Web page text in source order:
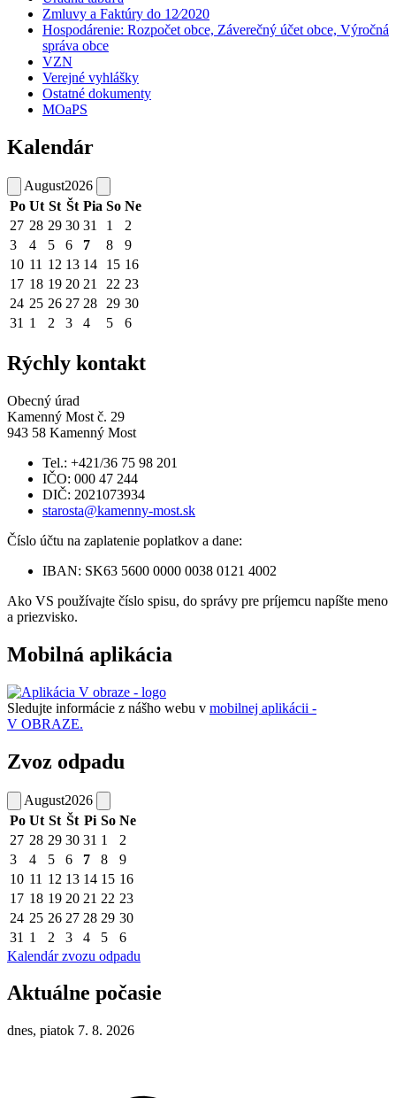
Zmluvy a Faktúry do 12⁄2020
Hospodárenie: Rozpočet obce, Záverečný účet obce, Výročná
správa obce
VZN
Verejné vyhlášky
Ostatné dokumenty
MOaPS
Kalendár
August2026
Po Ut St Št Pia So Ne
27 28 29 30 31 1
2
3
4 5 6 7 8
9
10 11 12 13 14 15 16
17 18 19 20 21 22 23
24 25 26 27 28 29 30
31 1 2 3 4 5 6
Rýchly kontakt
Obecný úrad
Kamenný Most č. 29
943 58 Kamenný Most
Tel.: +421/36 75 98 201
IČO: 000 47 244
DIČ: 2021073934
starosta@kamenny-most.sk
Číslo účtu na zaplatenie poplatkov a dane:
IBAN: SK63 5600 0000 0038 0121 4002
Ako VS používajte číslo spisu, do správy pre príjemcu napíšte meno
a priezvisko.
Mobilná aplikácia
Sledujte informácie z nášho webu v mobilnej aplikácii -
V OBRAZE.
Zvoz odpadu
August2026
Po Ut St Št Pi So Ne
27 28 29 30 31 1
2
3
4 5 6 7 8
9
10 11 12 13 14 15 16
17 18 19 20 21 22 23
24 25 26 27 28 29 30
31 1 2 3 4 5
6
Kalendár zvozu odpadu
Aktuálne počasie
dnes, piatok 7. 8. 2026